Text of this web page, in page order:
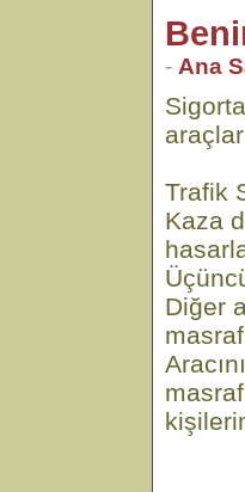
- Ana
Trafik
Kaza
Diğer